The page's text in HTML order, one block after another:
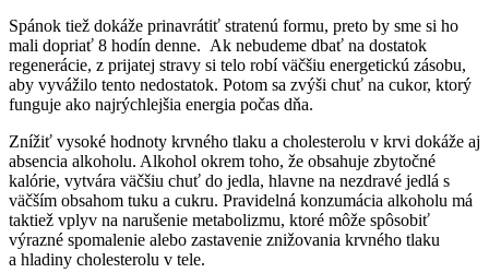
Spánok tiež dokáže prinavrátiť stratenú formu, preto by sme si ho
mali dopriať 8 hodín denne. Ak nebudeme dbať na dostatok
regenerácie, z prijatej stravy si telo robí väčšiu energetickú zásobu,
aby vyvážilo tento nedostatok. Potom sa zvýši chuť na cukor, ktorý
funguje ako najrýchlejšia energia počas dňa.
Znížiť vysoké hodnoty krvného tlaku a cholesterolu v krvi dokáže aj
absencia alkoholu. Alkohol okrem toho, že obsahuje zbytočné
kalórie, vytvára väčšiu chuť do jedla, hlavne na nezdravé jedlá s
väčším obsahom tuku a cukru. Pravidelná konzumácia alkoholu má
taktiež vplyv na narušenie metabolizmu, ktoré môže spôsobiť
výrazné spomalenie alebo zastavenie znižovania krvného tlaku
a hladiny cholesterolu v tele.